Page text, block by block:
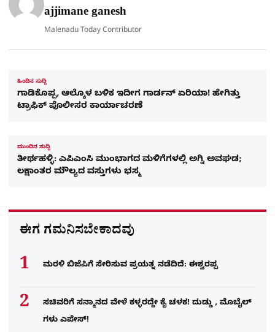
ajjimane ganesh
Malenadu Today Contributor
ಹಿಂದಿನ ಸುದ್ದಿ
ಗಾಡಿಕೊಪ್ಪ, ಆಲ್ಕೊಳ ಬಳಿಕ ಇದೀಗ ಗಾರ್ಡನ್ ಏರಿಯಾ! ಹೇಗಿತ್ತು
ಟ್ರಾಫಿಕ್ ಪೊಲೀಸರ ಕಾರ್ಯಾಚರಣೆ
ಮುಂದಿನ ಸುದ್ದಿ
ತೀರ್ಥಹಳ್ಳಿ: ಎಪಿಎಂಸಿ ಮುಂಭಾಗದ ಮಳಿಗೆಗಳಲ್ಲಿ ಅಗ್ನಿ ಅವಘಡ;
ಲಕ್ಷಾಂತರ ಮೌಲ್ಯದ ವಸ್ತುಗಳು ಭಸ್ಮ
ಈಗ ಗಮನಿಸಬೇಕಾದವು
ಮರಳಿ ಬಿಜೆಪಿಗೆ ಸೇರಿಸುವ ಪ್ರಯತ್ನ ನಡೆದಿದೆ: ಈಶ್ವರಪ್ಪ
ಸಚಿವರಿಗೆ ಸನ್ಮಾನದ ವೇಳೆ ಕಳ್ಳರದ್ದೇ ಕೈ ಚಳಕ! ದುಡ್ಡು , ಮೊಬೈಲ್​
ಗಳು ಎಪೇಸ್!